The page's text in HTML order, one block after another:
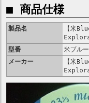
■ 商品仕様
製品名
【米
型番
米ブル
メーカー
【米